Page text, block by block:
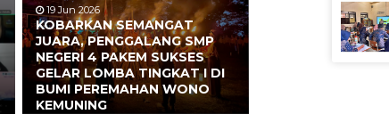
19 Jun 2026
KOBARKAN SEMANGAT
JUARA, PENGGALANG SMP
NEGERI 4 PAKEM SUKSES
GELAR LOMBA TINGKAT I DI
BUMI PEREMAHAN WONO
KEMUNING